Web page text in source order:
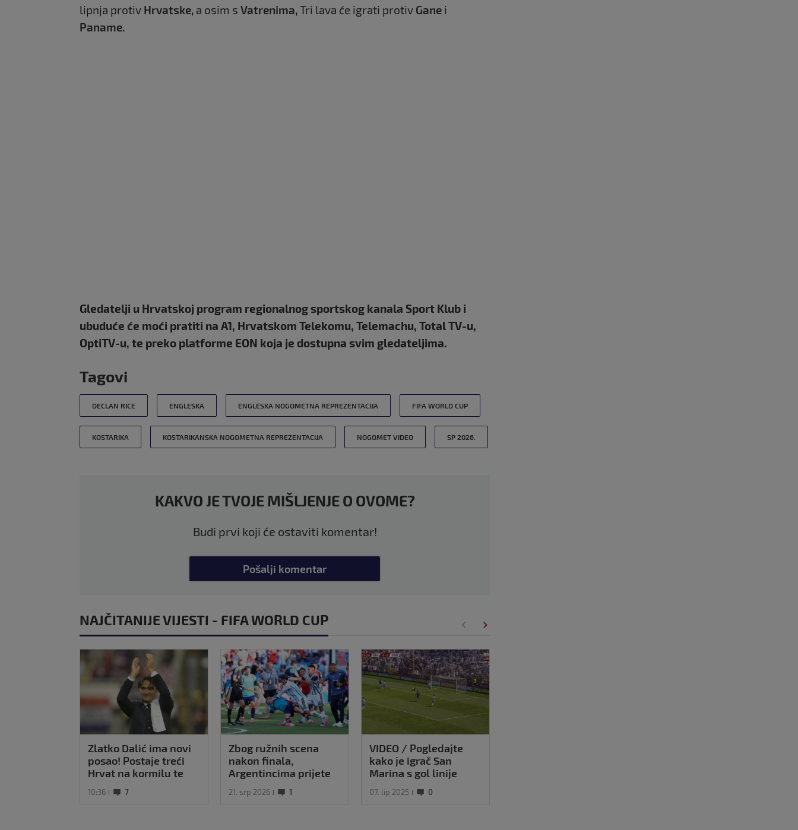
lipnja protiv Hrvatske, a osim s Vatrenima,Tri lava će igrati protiv Gane i
Paname.
Gledatelji u Hrvatskoj program regionalnog sportskog kanala Sport Klub i
ubuduće će moći pratiti na A1, Hrvatskom Telekomu, Telemachu, Total TV-u,
OptiTV-u, te preko platforme EON koja je dostupna svim gledateljima.
Tagovi
DECLAN RICE ENGLESKA ENGLESKA NOGOMETNA REPREZENTACIJA FIFA WORLD CUP
KOSTARIKA KOSTARIKANSKA NOGOMETNA REPREZENTACIJA NOGOMET VIDEO SP 2026.
KAKVO JE TVOJE MIŠLJENJE O OVOME?
Budi prvi koji će ostaviti komentar!
Pošalji komentar
NAJČITANIJE VIJESTI - FIFA WORLD CUP
Zlatko Dalić ima novi
posao! Postaje treći
Hrvat na kormilu te
10:36 7
Zbog ružnih scena
nakon finala,
Argentincima prijete
očekivao!?
21. srp 2026 1
VIDEO / Pogledajte
kako je igrač San
Marina s gol linije
BiH
07. lip 2025 0